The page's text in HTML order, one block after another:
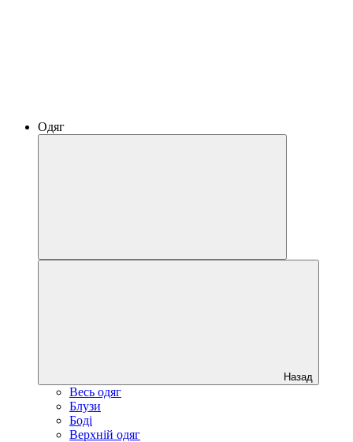
Одяг
Назад
Весь одяг
Блузи
Боді
Верхній одяг